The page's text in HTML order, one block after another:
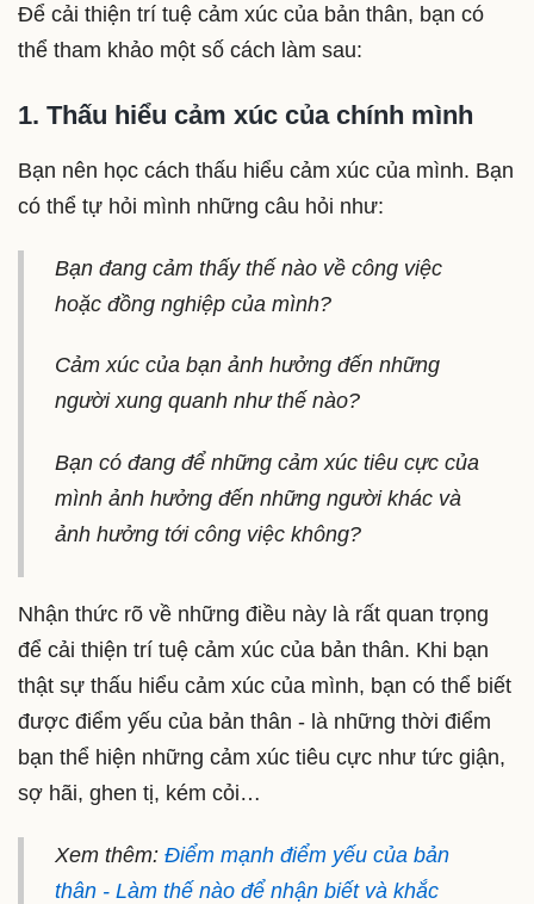
Để cải thiện trí tuệ cảm xúc của bản thân, bạn có
thể tham khảo một số cách làm sau:
1. Thấu hiểu cảm xúc của chính mình
Bạn nên học cách thấu hiểu cảm xúc của mình. Bạn
có thể tự hỏi mình những câu hỏi như:
Bạn đang cảm thấy thế nào về công việc
hoặc đồng nghiệp của mình?
Cảm xúc của bạn ảnh hưởng đến những
người xung quanh như thế nào?
Bạn có đang để những cảm xúc tiêu cực của
mình ảnh hưởng đến những người khác và
ảnh hưởng tới công việc không?
Nhận thức rõ về những điều này là rất quan trọng
để cải thiện trí tuệ cảm xúc của bản thân. Khi bạn
thật sự thấu hiểu cảm xúc của mình, bạn có thể biết
được điểm yếu của bản thân - là những thời điểm
bạn thể hiện những cảm xúc tiêu cực như tức giận,
sợ hãi, ghen tị, kém cỏi…
Xem thêm: Điểm mạnh điểm yếu của bản
thân - Làm thế nào để nhận biết và khắc